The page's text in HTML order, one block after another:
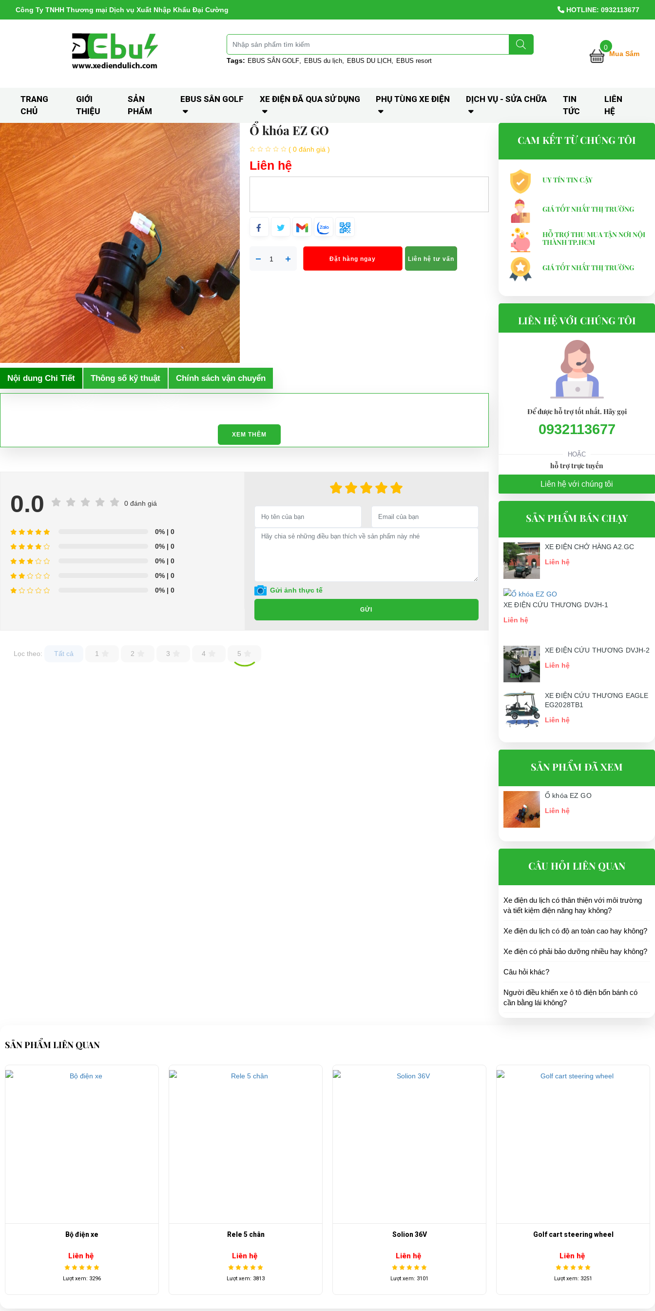
Công Ty TNHH Thương mại Dịch vụ Xuất Nhập Khẩu Đại Cường HOTLINE: 0932113677
Tags: EBUS SÂN GOLF EBUS du lịch EBUS DU LỊCH EBUS resort
0
Mua Sắm
TRANG
CHỦ
GIỚI
THIỆU
SẢN
PHẨM
EBUS SÂN GOLF XE ĐIỆN ĐÃ QUA SỬ DỤNG PHỤ TÙNG XE ĐIỆN DỊCH VỤ - SỬA CHỮA
TIN
TỨC
LIÊN
HỆ
Ổ khóa EZ GO
( 0 đánh giá )
Liên hệ
Đặt hàng ngay Liên hệ tư vấn
Nội dung Chi Tiết Thông số kỹ thuật Chính sách vận chuyển
XEM THÊM
0.0 0 đánh giá
0%| 0
0%| 0
0%| 0
0%| 0
0%| 0 Gửi ảnh thực tế
GỬI
Lọc theo: Tất cả 1 2 3 4 5
CAM KẾT TỪ CHÚNG TÔI
UY TÍN TIN CẬY
GIÁ TỐT NHẤT THỊ TRƯỜNG
HỖ TRỢ THU MUA TẬN NƠI NỘI
THÀNH TP.HCM
GIÁ TỐT NHẤT THỊ TRƯỜNG
LIÊN HỆ VỚI CHÚNG TÔI
Để được hỗ trợ tốt nhất. Hãy gọi
0932113677
HOẶC
hỗ trợ trực tuyến
Liên hệ với chúng tôi
SẢN PHẨM BÁN CHẠY
XE ĐIỆN CHỞ HÀNG A2.GC
Liên hệ
XE ĐIỆN CỨU THƯƠNG DVJH-1
Liên hệ
XE ĐIỆN CỨU THƯƠNG DVJH-2
Liên hệ
XE ĐIỆN CỨU THƯƠNG EAGLE
EG2028TB1
Liên hệ
SẢN PHẨM ĐÃ XEM
Ổ khóa EZ GO
Liên hệ
CÂU HỎI LIÊN QUAN
Xe điện du lịch có thân thiện với môi trường
và tiết kiệm điện năng hay không?
Xe điện du lịch có độ an toàn cao hay không?
Xe điện có phải bảo dưỡng nhiều hay không?
Câu hỏi khác?
Người điều khiển xe ô tô điện bốn bánh có
cần bằng lái không?
SẢN PHẨM LIÊN QUAN
Golf cart steering wheel